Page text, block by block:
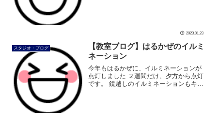
2023.01.23
スタジオ・ブログ
【教室ブログ】はるかぜのイルミ
ネーション
今年もはるかぜに、イルミネーションが
点灯しました ２週間だけ、夕方から点灯
です。 鏡越しのイルミネーションもキレ